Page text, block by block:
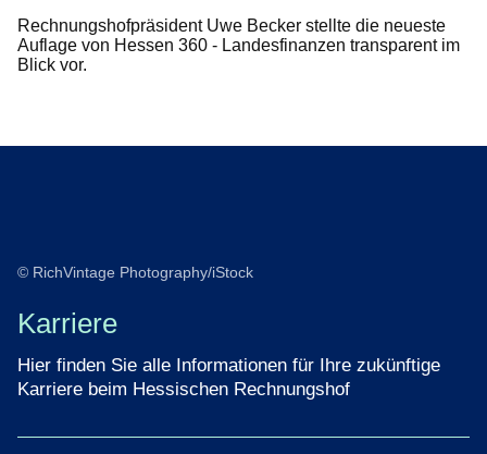
Rechnungshofpräsident Uwe Becker stellte die neueste
Auflage von Hessen 360 - Landesfinanzen transparent im
Blick vor.
© RichVintage Photography/iStock
Karriere
Hier finden Sie alle Informationen für Ihre zukünftige
Karriere beim Hessischen Rechnungshof